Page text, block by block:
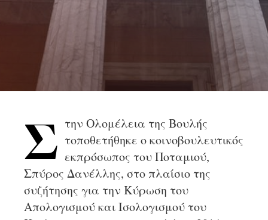
Σ την Ολομέλεια της Βουλής
τοποθετήθηκε ο κοινοβουλευτικός
εκπρόσωπος του Ποταμιού,
Σπύρος Δανέλλης, στο πλαίσιο της
συζήτησης για την Κύρωση του
Απολογισμού και Ισολογισμού του